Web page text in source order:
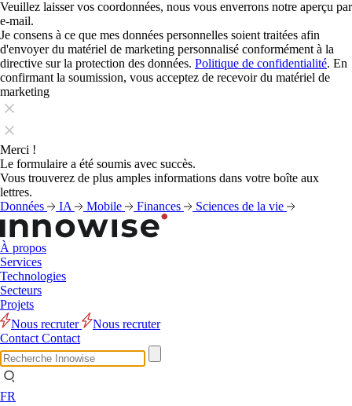
Veuillez laisser vos coordonnées, nous vous enverrons notre aperçu par
e-mail.
Je consens à ce que mes données personnelles soient traitées afin
d'envoyer du matériel de marketing personnalisé conformément à la
directive sur la protection des données. Politique de confidentialité. En
confirmant la soumission, vous acceptez de recevoir du matériel de
marketing
Merci !
Le formulaire a été soumis avec succès.
Vous trouverez de plus amples informations dans votre boîte aux
lettres.
Données
IA Mobile Finances Sciences de la vie
À propos
Services
Technologies
Secteurs
Projets
Nous recruter
Nous recruter
Contact Contact
FR